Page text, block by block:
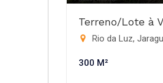
Terreno/Lote à
Rio da Luz,
300 M²